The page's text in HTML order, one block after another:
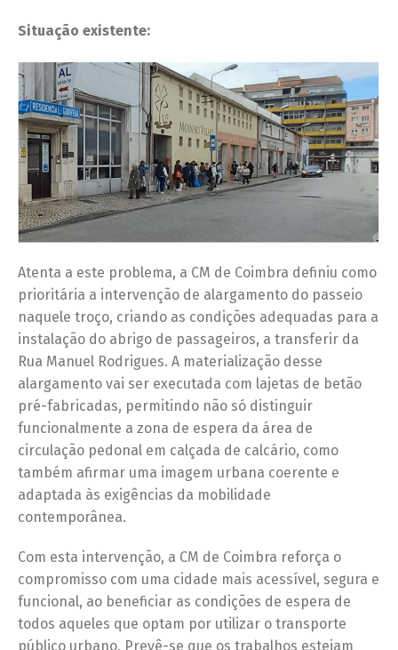
Situação existente:
Atenta a este problema, a CM de Coimbra definiu como
prioritária a intervenção de alargamento do passeio
naquele troço, criando as condições adequadas para a
instalação do abrigo de passageiros, a transferir da
Rua Manuel Rodrigues. A materialização desse
alargamento vai ser executada com lajetas de betão
pré-fabricadas, permitindo não só distinguir
funcionalmente a zona de espera da área de
circulação pedonal em calçada de calcário, como
também afirmar uma imagem urbana coerente e
adaptada às exigências da mobilidade
contemporânea.
Com esta intervenção, a CM de Coimbra reforça o
compromisso com uma cidade mais acessível, segura e
funcional, ao beneficiar as condições de espera de
todos aqueles que optam por utilizar o transporte
público urbano. Prevê-se que os trabalhos estejam